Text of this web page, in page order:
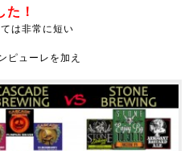
！
は非常に短い
ューレを加え